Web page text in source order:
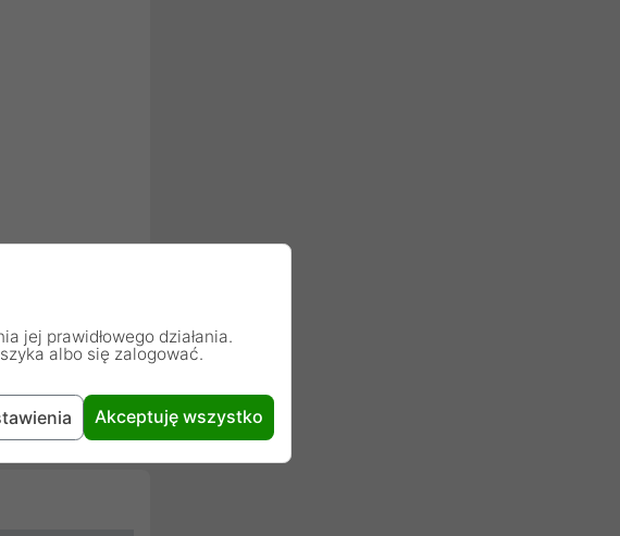
gwincie
do 20000
+ zapewnia
jej prawidłowego działania.
albo się zalogować.
Akceptuję wszystko